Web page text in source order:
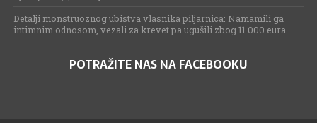
Detalji monstruoznog ubistva vlasnika piljarnica: Namamili ga
intimnim odnosom, vezali za krevet pa ugušili zbog 11.000 eura
POTRAŽITE NAS NA FACEBOOKU